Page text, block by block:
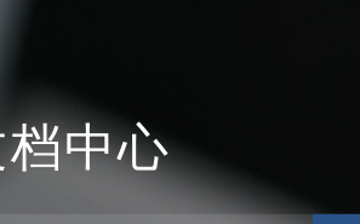
档中心